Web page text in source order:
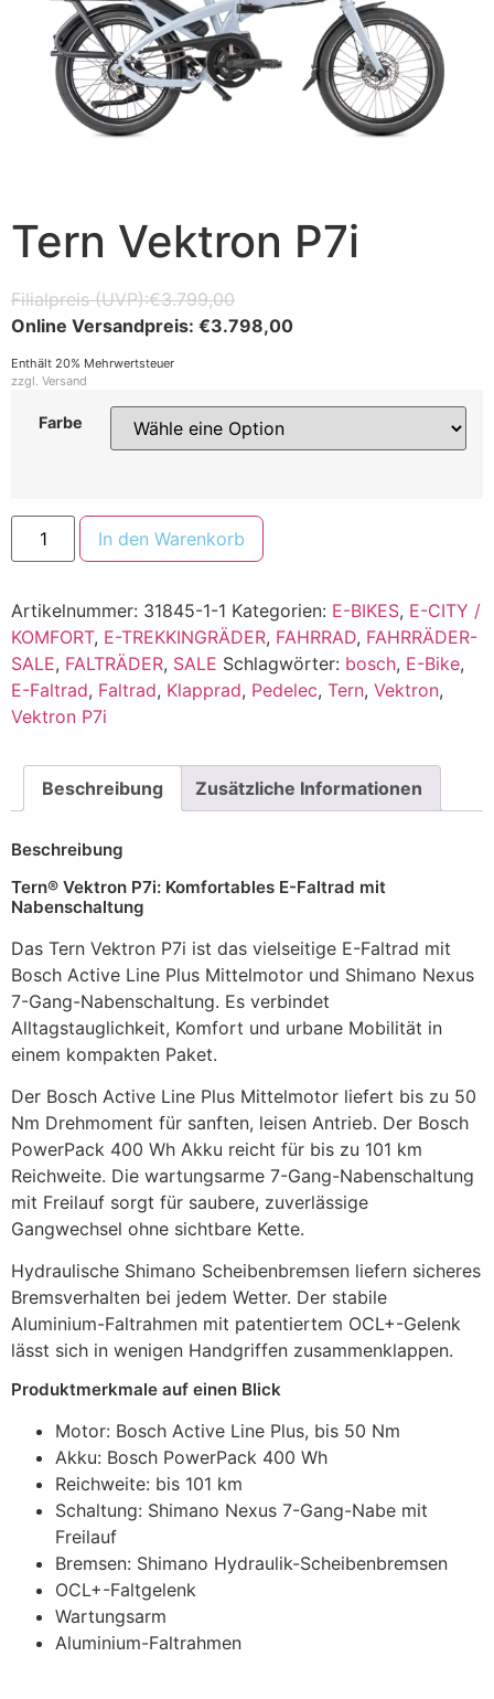
Tern Vektron P7i
€3.799,00
€3.798,00
Enthält 20% Mehrwertsteuer
zzgl. Versand
Farbe
In den Warenkorb
Artikelnummer: 31845-1-1 Kategorien: E-BIKES, E-CITY /
KOMFORT, E-TREKKINGRÄDER, FAHRRAD, FAHRRÄDER-
SALE, FALTRÄDER, SALE Schlagwörter: bosch, E-Bike,
E-Faltrad, Faltrad, Klapprad, Pedelec, Tern, Vektron,
Vektron P7i
Beschreibung Zusätzliche Informationen
Beschreibung
Tern® Vektron P7i: Komfortables E-Faltrad mit
Nabenschaltung
Das Tern Vektron P7i ist das vielseitige E-Faltrad mit
Bosch Active Line Plus Mittelmotor und Shimano Nexus
7-Gang-Nabenschaltung. Es verbindet
Alltagstauglichkeit, Komfort und urbane Mobilität in
einem kompakten Paket.
Der Bosch Active Line Plus Mittelmotor liefert bis zu 50
Nm Drehmoment für sanften, leisen Antrieb. Der Bosch
PowerPack 400 Wh Akku reicht für bis zu 101 km
Reichweite. Die wartungsarme 7-Gang-Nabenschaltung
mit Freilauf sorgt für saubere, zuverlässige
Gangwechsel ohne sichtbare Kette.
Hydraulische Shimano Scheibenbremsen liefern sicheres
Bremsverhalten bei jedem Wetter. Der stabile
Aluminium-Faltrahmen mit patentiertem OCL+-Gelenk
lässt sich in wenigen Handgriffen zusammenklappen.
Produktmerkmale auf einen Blick
Motor: Bosch Active Line Plus, bis 50 Nm
Akku: Bosch PowerPack 400 Wh
Reichweite: bis 101 km
Schaltung: Shimano Nexus 7-Gang-Nabe mit
Freilauf
Bremsen: Shimano Hydraulik-Scheibenbremsen
OCL+-Faltgelenk
Wartungsarm
Aluminium-Faltrahmen